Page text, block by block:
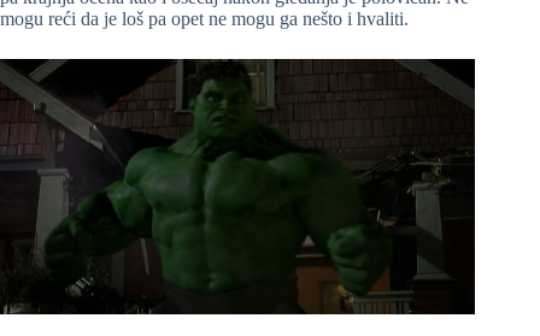
mogu reći da je loš pa opet ne mogu ga nešto i hvaliti.